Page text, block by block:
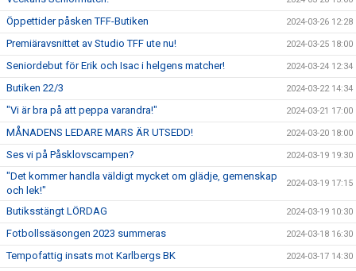
Öppettider påsken TFF-Butiken 2024-03-26 12:28
Premiäravsnittet av Studio TFF ute nu! 2024-03-25 18:00
Seniordebut för Erik och Isac i helgens matcher! 2024-03-24 12:34
Butiken 22/3 2024-03-22 14:34
"Vi är bra på att peppa varandra!" 2024-03-21 17:00
MÅNADENS LEDARE MARS ÄR UTSEDD! 2024-03-20 18:00
Ses vi på Påsklovscampen? 2024-03-19 19:30
"Det kommer handla väldigt mycket om glädje, gemenskap
och lek!"
2024-03-19 17:15
Butiksstängt LÖRDAG 2024-03-19 10:30
Fotbollssäsongen 2023 summeras 2024-03-18 16:30
Tempofattig insats mot Karlbergs BK 2024-03-17 14:30